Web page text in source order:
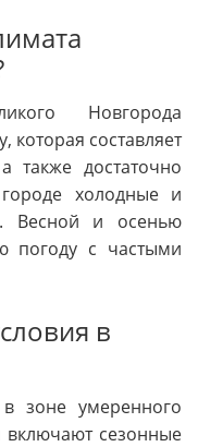
Новгорода
составляет
также достаточно
холодные и
Весной и осенью
погоду с частыми
в
зоне умеренного
включают сезонные